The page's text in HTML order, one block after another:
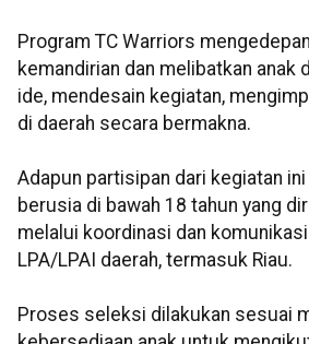
Program TC Warriors
kemandirian dan melibatkan anak
ide, mendesain kegiatan,
di daerah secara bermakna.
Adapun partisipan dari kegiatan ini
berusia di bawah 18 tahun yang
melalui koordinasi dan
LPA/LPAI daerah, termasuk Riau.
Proses seleksi dilakukan sesuai